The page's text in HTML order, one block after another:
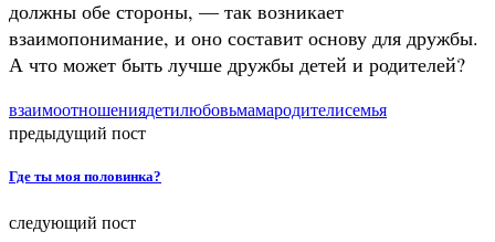
должны обе стороны, — так возникает
взаимопонимание, и оно составит основу для дружбы.
А что может быть лучше дружбы детей и родителей?
взаимоотношениядетилюбовьмамародителисемья
предыдущий пост
Где ты моя половинка?
следующий пост